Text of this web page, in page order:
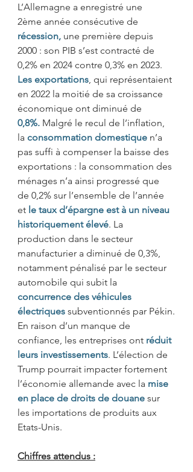
L’Allemagne a enregistré une
2ème année consécutive de
récession, une première depuis
2000 : son PIB s’est contracté de
0,2% en 2024 contre 0,3% en 2023.
Les exportations , qui représentaient
en 2022 la moitié de sa croissance
économique ont diminué de
0,8%. Malgré le recul de l’inflation,
la consommation domestique n’a
pas suffi à compenser la baisse des
exportations : la consommation des
ménages n’a ainsi progressé que
de 0,2% sur l’ensemble de l’année
et le taux d’épargne est à un niveau
historiquement élevé. La
production dans le secteur
manufacturier a diminué de 0,3%,
notamment pénalisé par le secteur
automobile qui subit la
concurrence des véhicules
électriques subventionnés par Pékin.
En raison d’un manque de
confiance, les entreprises ont réduit
leurs investissements. L’élection de
Trump pourrait impacter fortement
l’économie allemande avec la mise
en place de droits de douane sur
les importations de produits aux
Etats-Unis.
Chiffres attendus :